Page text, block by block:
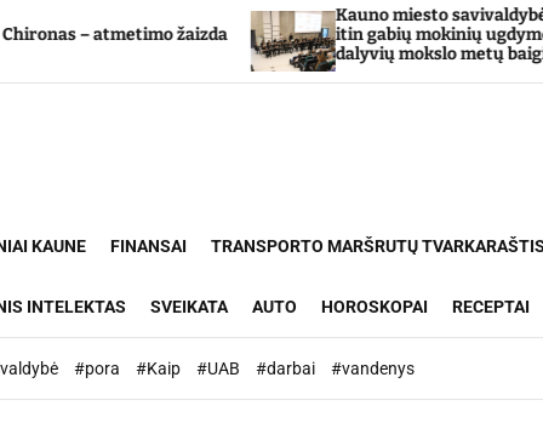
žaizda
Kauno miesto savivaldybė Tarpdisciplininio
itin gabių mokinių ugdymo programos
dalyvių mokslo metų baigimo šventė
KAUNE FINANSAI TRANSPORTO MARŠRUTŲ
INTELEKTAS SVEIKATA AUTO HOROSKOPAI RECEPTAI
#pora #Kaip #UAB #darbai #vandenys